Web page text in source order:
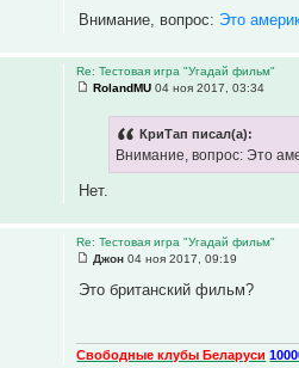
Внимание, вопрос: Это
Re: Тестовая игра "Угадай фильм"
RolandMU 04 ноя 2017, 03:34
КриТап писал(а):
Внимание, вопрос: Это
Нет.
Re: Тестовая игра "Угадай фильм"
Джон 04 ноя 2017, 09:19
Это британский фильм?
Свободные клубы Беларуси